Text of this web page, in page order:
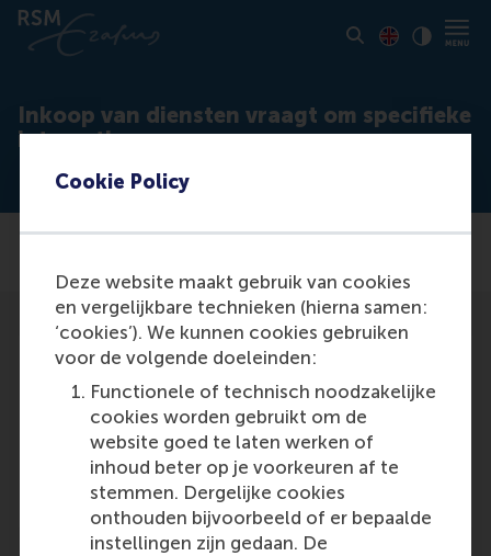
Cookie Policy
Deze website maakt gebruik van cookies
en vergelijkbare technieken (hierna samen:
‘cookies’). We kunnen cookies gebruiken
voor de volgende doeleinden:
Functionele of technisch noodzakelijke
cookies worden gebruikt om de
website goed te laten werken of
inhoud beter op je voorkeuren af te
stemmen. Dergelijke cookies
onthouden bijvoorbeeld of er bepaalde
instellingen zijn gedaan. De
Inkoop van diensten vraagt om specifieke
interactie
Media Outlets
BusinessWeek(Unknown)